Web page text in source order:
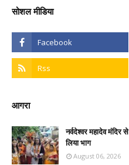
सोशल मीडिया
आगरा
नर्वदेश्वर महादेव
लिया भाग
August 06, 2026